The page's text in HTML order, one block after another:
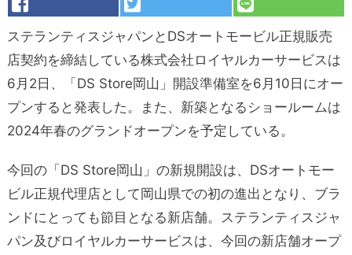
ステランティスジャパンとDSオートモービル正規販売
店契約を締結している株式会社ロイヤルカーサービスは
6月2日、「DS Store岡山」開設準備室を6⽉10⽇にオー
プンすると発表した。また、新築となるショールームは
2024年春のグランドオープンを予定している。
今回の「DS Store岡山」の新規開設は、DSオートモー
ビル正規代理店として岡山県での初の進出となり、ブラ
ンドにとっても節目となる新店舗。ステランティスジャ
パン及びロイヤルカーサービスは、今回の新店舗オープ